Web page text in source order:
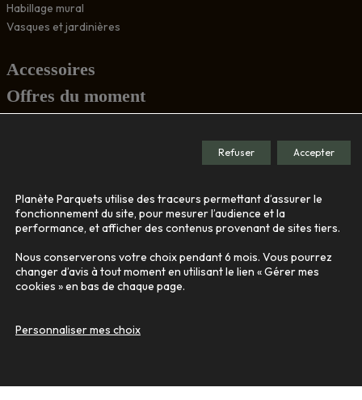
Habillage mural
Vasques et jardinières
Accessoires
Offres du moment
Le showroom
Nos engagements
Contact
Planète Parquets utilise des traceurs permettant d’assurer le
fonctionnement du site, pour mesurer l’audience et la
performance, et afficher des contenus provenant de sites tiers.
Nous conserverons votre choix pendant 6 mois. Vous pourrez
changer d’avis à tout moment en utilisant le lien « Gérer mes
cookies » en bas de chaque page.
Personnaliser mes choix
Accepter
Refuser